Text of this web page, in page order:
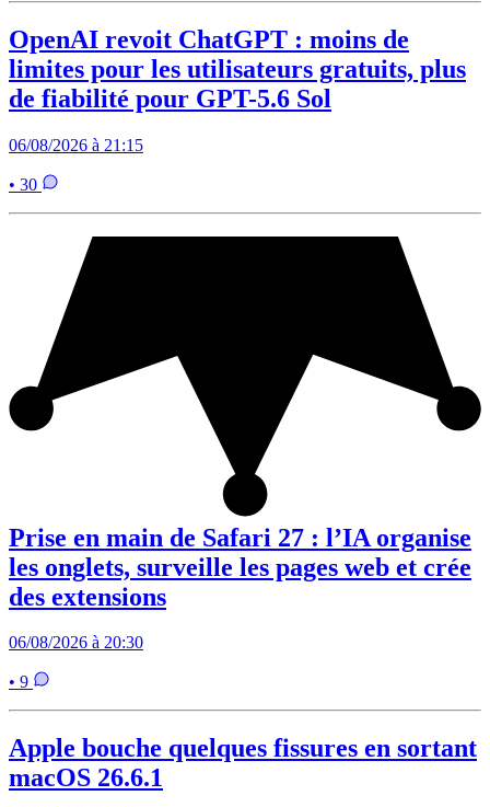
OpenAI revoit ChatGPT : moins de
limites pour les utilisateurs gratuits, plus
de fiabilité pour GPT-5.6 Sol
06/08/2026 à 21:15
• 30
Prise en main de Safari 27 : l’IA organise
les onglets, surveille les pages web et crée
des extensions
06/08/2026 à 20:30
• 9
Apple bouche quelques fissures en sortant
macOS 26.6.1